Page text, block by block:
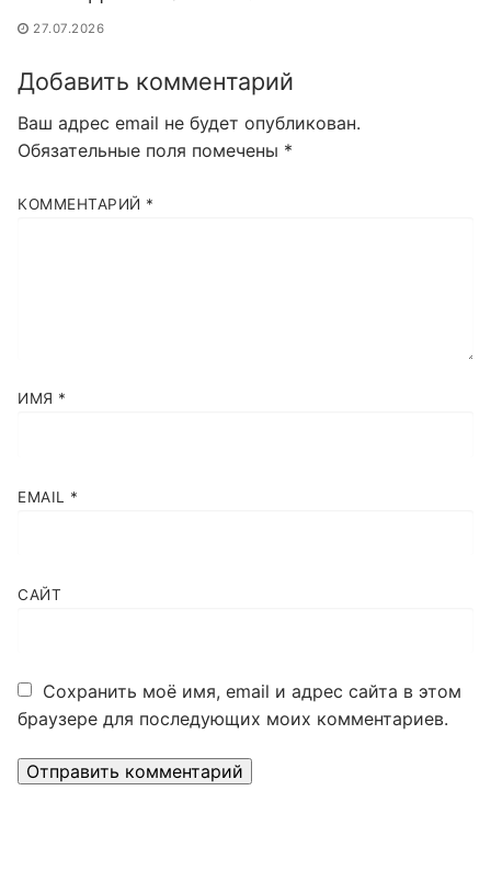
27.07.2026
Добавить комментарий
Ваш адрес email не будет опубликован.
Обязательные поля помечены *
КОММЕНТАРИЙ *
ИМЯ *
EMAIL *
САЙТ
Сохранить моё имя, email и адрес сайта в этом
браузере для последующих моих комментариев.